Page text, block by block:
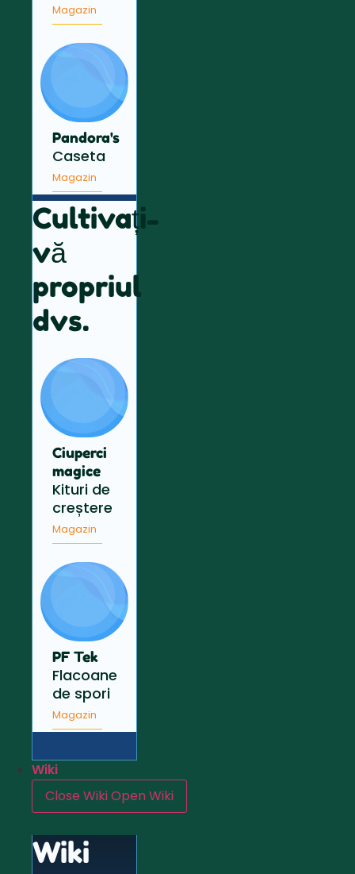
Magazin
Pandora's
Caseta
Magazin
Cultivați-
vă
propriul
dvs.
Ciuperci
magice
Kituri de
creștere
Magazin
PF Tek
Flacoane
de spori
Magazin
Wiki
Close WikiOpen Wiki
Wiki